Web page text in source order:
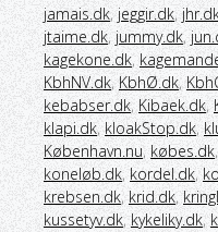
jamais.dk, jeggir.dk,
jtaime.dk, jummy.dk,
kagekone.dk,
KbhNV.dk, KbhØ.dk,
kebabser.dk, Kibaek.dk,
klapi.dk, kloakStop.dk,
København.nu, købes.dk,
koneløb.dk, kordel.dk,
krebsen.dk, krid.dk,
kussetyv.dk, kykeliky.dk,